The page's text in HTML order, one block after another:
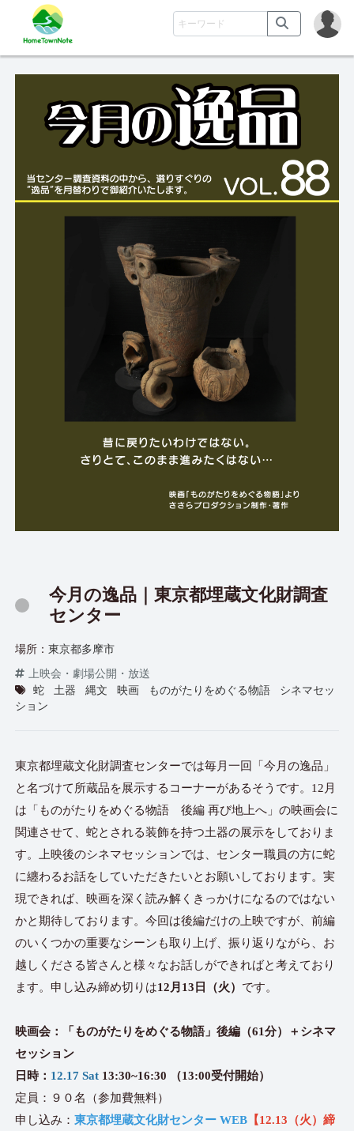
今月の逸品｜東京都埋蔵文化財調査
センター
場所：東京都多摩市
上映会・劇場公開・放送
蛇
土器 縄文 映画 ものがたりをめぐる物語
シネマセッ
ション
東京都埋蔵文化財調査センターでは毎月一回「今月の逸品」
と名づけて所蔵品を展示するコーナーがあるそうです。12月
は「ものがたりをめぐる物語 後編 再び地上へ」の映画会に
関連させて、蛇とされる装飾を持つ土器の展示をしておりま
す。上映後のシネマセッションでは、センター職員の方に蛇
に纏わるお話をしていただきたいとお願いしております。実
現できれば、映画を深く読み解くきっかけになるのではない
かと期待しております。今回は後編だけの上映ですが、前編
のいくつかの重要なシーンも取り上げ、振り返りながら、お
越しくださる皆さんと様々なお話しができればと考えており
ます。申し込み締め切りは12月13日（火） です。
映画会：「ものがたりをめぐる物語」後編（61分）＋シネマ
セッション
日時： 12.17 Sat 13:30~16:30 （13:00受付開始）
定員：９０名（参加費無料）
申し込み：東京都埋蔵文化財センター WEB 【12.13（火）締